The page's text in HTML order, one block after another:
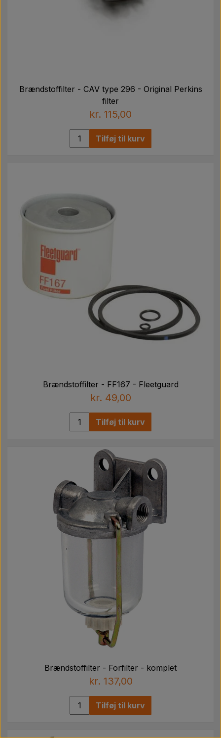
Brændstoffilter - CAV type 296 - Original Perkins
filter
kr. 115,00
Tilføj til kurv
Brændstoffilter - FF167 - Fleetguard
kr. 49,00
Tilføj til kurv
Brændstoffilter - Forfilter - komplet
kr. 137,00
Tilføj til kurv